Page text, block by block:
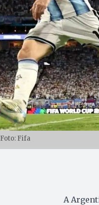
Foto: Fifa
A